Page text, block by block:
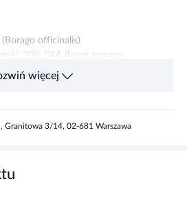
officinalis)
20% GLA (kwas gamma-
tokoferol. Skład kapsułki:
więcej
, Granitowa 3/14, 02-681 Warszawa